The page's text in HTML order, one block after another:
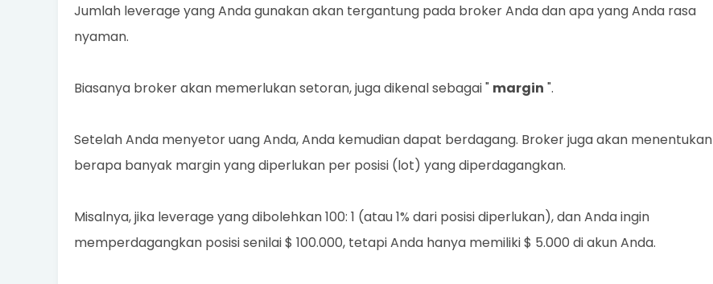
Jumlah leverage yang Anda gunakan akan tergantung pada broker Anda dan apa yang Anda rasa
nyaman.
Biasanya broker akan memerlukan setoran, juga dikenal sebagai " margin ".
Setelah Anda menyetor uang Anda, Anda kemudian dapat berdagang. Broker juga akan menentukan
berapa banyak margin yang diperlukan per posisi (lot) yang diperdagangkan.
Misalnya, jika leverage yang dibolehkan 100: 1 (atau 1% dari posisi diperlukan), dan Anda ingin
memperdagangkan posisi senilai $ 100.000, tetapi Anda hanya memiliki $ 5.000 di akun Anda.